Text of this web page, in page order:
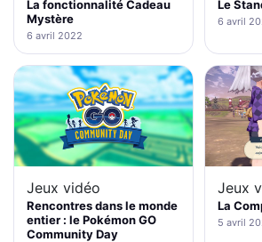
La fonctionnalité Cadeau
Mystère
6 avril 2022
Le
6 avril
Jeux vidéo
Rencontres dans le monde
entier : le Pokémon GO
Community Day
Jeux
La
5 avril